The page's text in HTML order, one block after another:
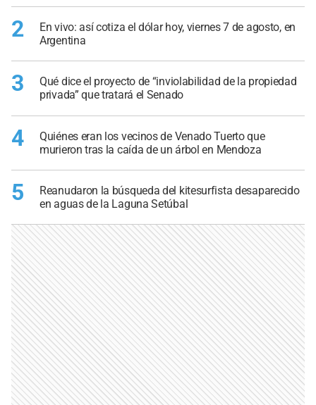
2
En vivo: así cotiza el dólar hoy, viernes 7 de agosto, en
Argentina
3
Qué dice el proyecto de “inviolabilidad de la propiedad
privada” que tratará el Senado
4
Quiénes eran los vecinos de Venado Tuerto que
murieron tras la caída de un árbol en Mendoza
5
Reanudaron la búsqueda del kitesurfista desaparecido
en aguas de la Laguna Setúbal